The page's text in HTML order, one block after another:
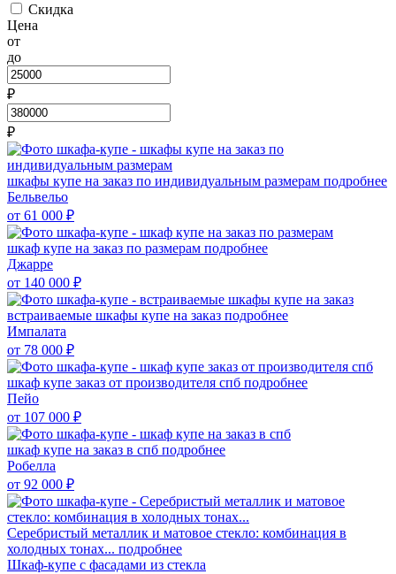
Скидка
Цена
от
до
₽
₽
шкафы купе на заказ по индивидуальным размерам подробнее
Бельвельо
от 61 000 ₽
шкаф купе на заказ по размерам подробнее
Джарре
от 140 000 ₽
встраиваемые шкафы купе на заказ подробнее
Импалата
от 78 000 ₽
шкаф купе заказ от производителя спб подробнее
Пейо
от 107 000 ₽
шкаф купе на заказ в спб подробнее
Робелла
от 92 000 ₽
Серебристый металлик и матовое стекло: комбинация в
холодных тонах... подробнее
Шкаф-купе с фасадами из стекла